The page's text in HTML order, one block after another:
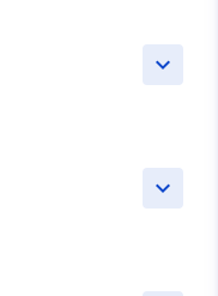
keyboard_arrow_down
keyboard_arrow_down